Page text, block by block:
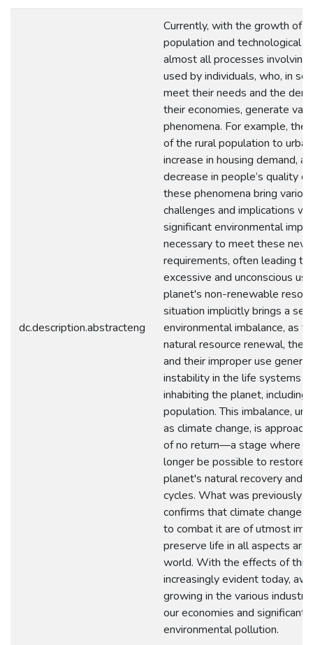
dc.description.abstracteng
Currently, with the growth of
population and technological
almost all processes involving
used by individuals, who, in
meet their needs and the
their economies, generate
phenomena. For example, the
of the rural population to
increase in housing demand,
decrease in people’s quality
these phenomena bring
challenges and implications
significant environmental
necessary to meet these new
requirements, often leading to
excessive and unconscious
planet's non-renewable
situation implicitly brings a
environmental imbalance, as
natural resource renewal,
and their improper use
instability in the life systems
inhabiting the planet, including
population. This imbalance,
as climate change, is
of no return—a stage where it
longer be possible to restore
planet's natural recovery and
cycles. What was previously
confirms that climate change
to combat it are of utmost
preserve life in all aspects
world. With the effects of this
increasingly evident today,
growing in the various
our economies and
environmental pollution.